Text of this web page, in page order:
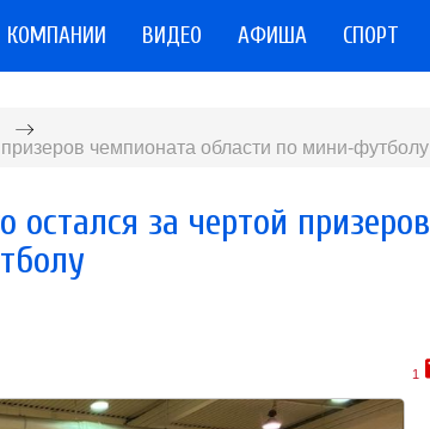
КОМПАНИИ ВИДЕО АФИША СПОРТ
чемпионата области по мини-футболу
за чертой призеров
1